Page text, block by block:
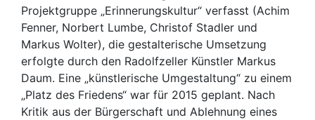
Projektgruppe „Erinnerungskultur“ verfasst (Achim
Fenner, Norbert Lumbe, Christof Stadler und
Markus Wolter), die gestalterische Umsetzung
erfolgte durch den Radolfzeller Künstler Markus
Daum. Eine „künstlerische Umgestaltung“ zu einem
„Platz des Friedens“ war für 2015 geplant. Nach
Kritik aus der Bürgerschaft und Ablehnung eines